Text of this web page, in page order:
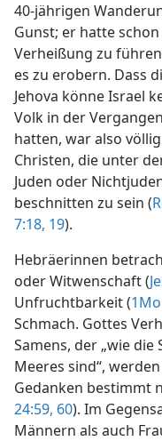
40-jährigen
Gunst; er hatte
Verheißung zu
es zu erobern. Dass
Jehova könne Israel
Volk in der
hatten, war also
Christen, die unter
Juden oder
beschnitten zu sein (
7:18, 19).
Hebräerinnen
oder Witwenschaft (
Unfruchtbarkeit (
Schmach. Gottes
Samens, der „wie die
Meeres sind“,
Gedanken bestimmt
24:59, 60). Im
Männern als auch